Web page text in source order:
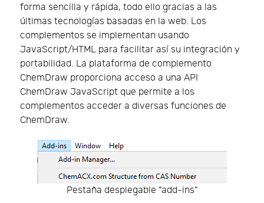
forma sencilla y rápida, todo ello gracias a las
últimas tecnologías basadas en la web. Los
complementos se implementan usando
JavaScript/HTML para facilitar así su integración y
portabilidad. La plataforma de complemento
ChemDraw proporciona acceso a una API
ChemDraw JavaScript que permite a los
complementos acceder a diversas funciones de
ChemDraw.
Pestaña desplegable “add-ins”